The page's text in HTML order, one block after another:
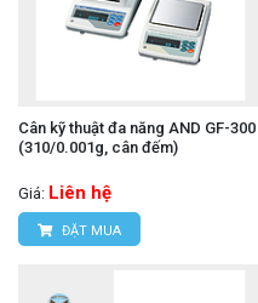
Cân kỹ thuật đa năng AND GF-300
(310/0.001g, cân đếm)
Giá: Liên hệ
ĐẶT MUA